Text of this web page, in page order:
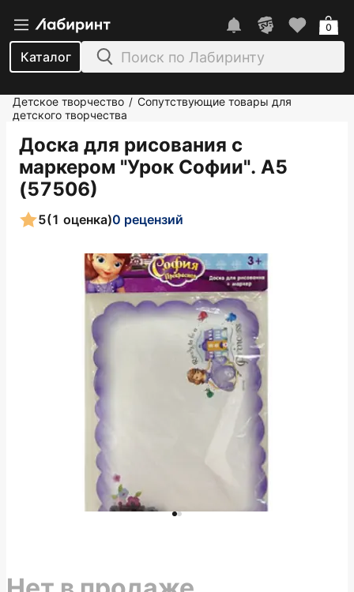
Каталог
0
Детское творчество / Сопутствующие товары для
детского творчества
Доска для рисования с
маркером "Урок Софии". А5
(57506)
5(1 оценка)0 рецензий